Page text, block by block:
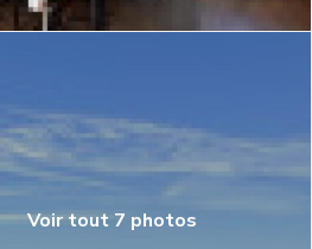
Voir tout 7 photos